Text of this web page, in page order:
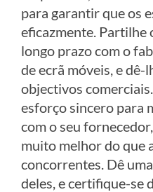
para garantir que os
eficazmente. Partilhe
longo prazo com o
de ecrã móveis, e dê-
objectivos
esforço sincero para
com o seu
muito melhor do que
concorrentes. Dê
deles, e certifique-se